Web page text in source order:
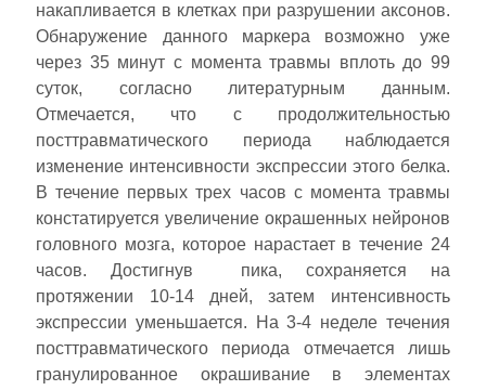
накапливается в клетках при разрушении аксонов.
Обнаружение данного маркера возможно уже
через 35 минут с момента травмы вплоть до 99
суток, согласно литературным данным.
Отмечается, что с продолжительностью
посттравматического периода наблюдается
изменение интенсивности экспрессии этого белка.
В течение первых трех часов с момента травмы
констатируется увеличение окрашенных нейронов
головного мозга, которое нарастает в течение 24
часов. Достигнув пика, сохраняется на
протяжении 10-14 дней, затем интенсивность
экспрессии уменьшается. На 3-4 неделе течения
посттравматического периода отмечается лишь
гранулированное окрашивание в элементах